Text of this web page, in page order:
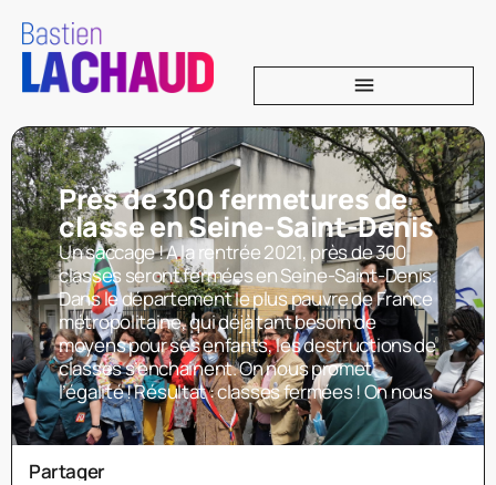
Près de 300 fermetures de
classe en Seine-Saint-Denis
Un saccage ! A la rentrée 2021, près de 300
classes seront fermées en Seine-Saint-Denis.
Dans le département le plus pauvre de France
métropolitaine, qui déjà tant besoin de
moyens pour ses enfants, les destructions de
classes s’enchainent. On nous promet
l’égalité ! Résultat : classes fermées ! On nous
Partager